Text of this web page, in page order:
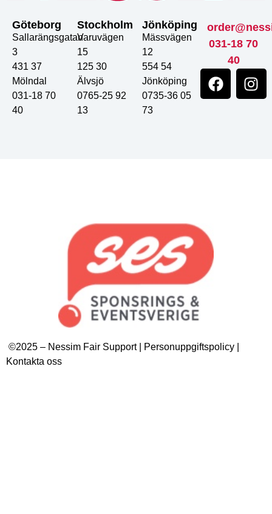
Göteborg
Sallarängsgatan
3
431 37
Mölndal
031-18 70
40
Stockholm
Varuvägen
15
125 30
Älvsjö
0765-25 92
13
Jönköping
Mässvägen
12
554 54
Jönköping
0735-36 05
73
031-18 70
40
©2025 – Nessim Fair Support | Personuppgiftspolicy |
Kontakta oss